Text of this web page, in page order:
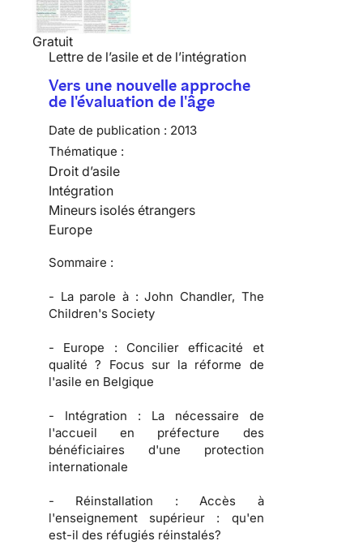
Gratuit
Lettre de l’asile et de l’intégration
Vers une nouvelle approche
de l'évaluation de l'âge
Date de publication : 2013
Thématique :
Droit d’asile
Intégration
Mineurs isolés étrangers
Europe
Sommaire :
- La parole à : John Chandler, The
Children's Society
- Europe : Concilier efficacité et
qualité ? Focus sur la réforme de
l'asile en Belgique
- Intégration : La nécessaire de
l'accueil en préfecture des
bénéficiaires d'une protection
internationale
- Réinstallation : Accès à
l'enseignement supérieur : qu'en
est-il des réfugiés réinstalés?